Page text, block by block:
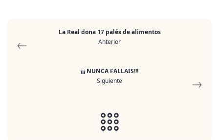
La Real dona 17 palés de alimentos
Anterior
¡¡¡ NUNCA FALLAIS!!!
Siguiente